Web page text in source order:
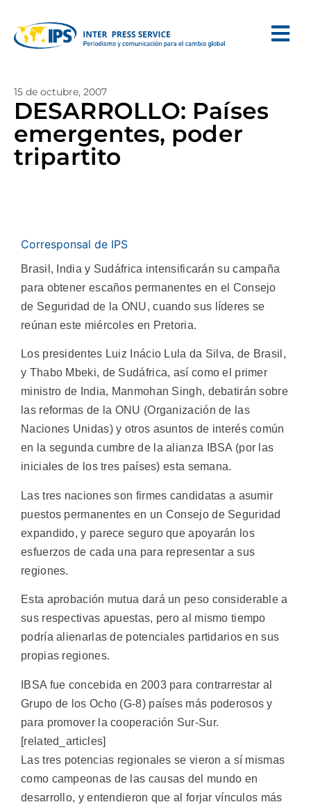
15 de octubre, 2007
DESARROLLO: Países
emergentes, poder
tripartito
Corresponsal de IPS
Brasil, India y Sudáfrica intensificarán su campaña
para obtener escaños permanentes en el Consejo
de Seguridad de la ONU, cuando sus líderes se
reúnan este miércoles en Pretoria.
Los presidentes Luiz Inácio Lula da Silva, de Brasil,
y Thabo Mbeki, de Sudáfrica, así como el primer
ministro de India, Manmohan Singh, debatirán sobre
las reformas de la ONU (Organización de las
Naciones Unidas) y otros asuntos de interés común
en la segunda cumbre de la alianza IBSA (por las
iniciales de los tres países) esta semana.
Las tres naciones son firmes candidatas a asumir
puestos permanentes en un Consejo de Seguridad
expandido, y parece seguro que apoyarán los
esfuerzos de cada una para representar a sus
regiones.
Esta aprobación mutua dará un peso considerable a
sus respectivas apuestas, pero al mismo tiempo
podría alienarlas de potenciales partidarios en sus
propias regiones.
IBSA fue concebida en 2003 para contrarrestar al
Grupo de los Ocho (G-8) países más poderosos y
para promover la cooperación Sur-Sur.
[related_articles]
Las tres potencias regionales se vieron a sí mismas
como campeonas de las causas del mundo en
desarrollo, y entendieron que al forjar vínculos más